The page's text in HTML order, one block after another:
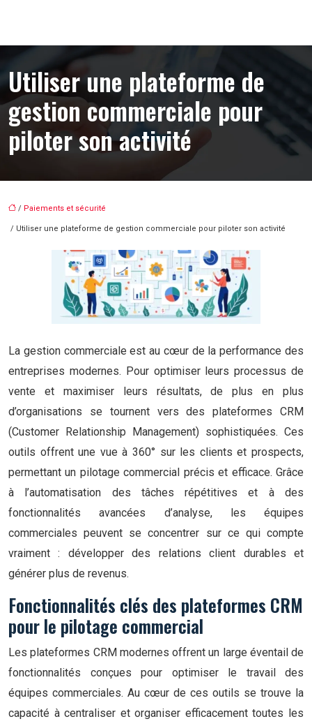
Utiliser une plateforme de
gestion commerciale pour
piloter son activité
/ Paiements et sécurité
/ Utiliser une plateforme de gestion commerciale pour piloter son activité
La gestion commerciale est au cœur de la performance des
entreprises modernes. Pour optimiser leurs processus de
vente et maximiser leurs résultats, de plus en plus
d’organisations se tournent vers des plateformes CRM
(Customer Relationship Management) sophistiquées. Ces
outils offrent une vue à 360° sur les clients et prospects,
permettant un pilotage commercial précis et efficace. Grâce
à l’automatisation des tâches répétitives et à des
fonctionnalités avancées d’analyse, les équipes
commerciales peuvent se concentrer sur ce qui compte
vraiment : développer des relations client durables et
générer plus de revenus.
Fonctionnalités clés des plateformes CRM
pour le pilotage commercial
Les plateformes CRM modernes offrent un large éventail de
fonctionnalités conçues pour optimiser le travail des
équipes commerciales. Au cœur de ces outils se trouve la
capacité à centraliser et organiser efficacement toutes les